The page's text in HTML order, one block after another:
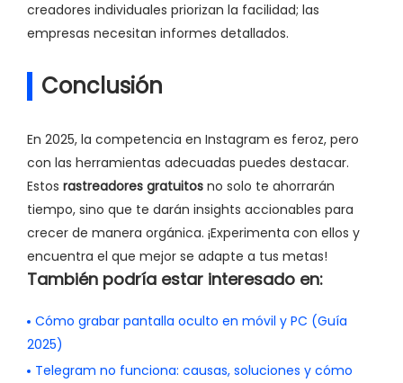
creadores individuales priorizan la facilidad; las
empresas necesitan informes detallados.
Conclusión
En 2025, la competencia en Instagram es feroz, pero
con las herramientas adecuadas puedes destacar.
Estos rastreadores gratuitos no solo te ahorrarán
tiempo, sino que te darán insights accionables para
crecer de manera orgánica. ¡Experimenta con ellos y
encuentra el que mejor se adapte a tus metas!
También podría estar interesado en:
Cómo grabar pantalla oculto en móvil y PC (Guía
2025)
Telegram no funciona: causas, soluciones y cómo